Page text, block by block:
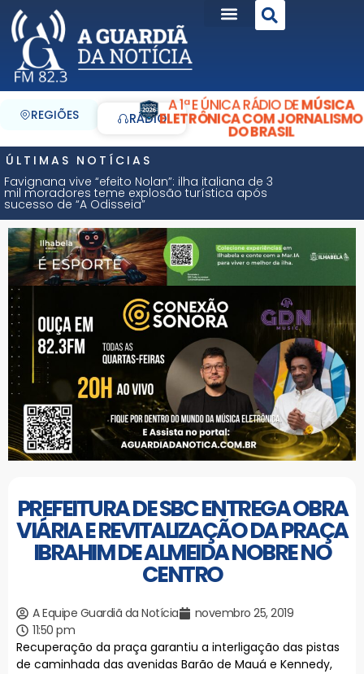
REGIÕES RÁDIO
A 1ª E ÚNICA RÁDIO DEMÚSICA
ELETRÔNICA COM JORNALISMO
DO BRASIL
ÚLTIMAS NOTÍCIAS
Favignana vive “efeito Nolan”: ilha italiana de 3
mil moradores teme explosão turística após
sucesso de “A Odisseia”
PREFEITURA DE SBC ENTREGA OBRA
VIÁRIA E REVITALIZAÇÃO DA PRAÇA
IBRAHIM DE ALMEIDA NOBRE NO
CENTRO
A Equipe Guardiã da Notícia
novembro 25, 2019
11:50 pm
Recuperação da praça garantiu a interligação das pistas
de caminhada das avenidas Barão de Mauá e Kennedy,